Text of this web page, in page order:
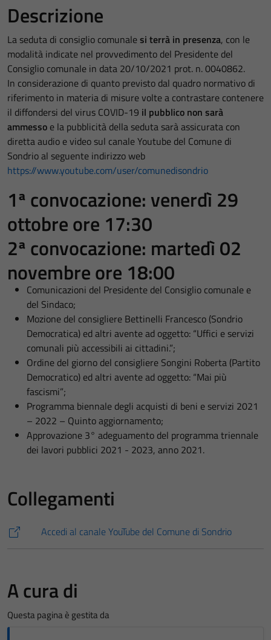
Descrizione
La seduta di consiglio comunalesi terrà in presenza, con le
modalità indicate nel provvedimento del Presidente del
Consiglio comunale in data 20/10/2021 prot. n. 0040862.
In considerazione di quanto previsto dal quadro normativo di
riferimento in materia di misure volte a contrastare contenere
il diffondersi del virus COVID-19 il pubblico non sarà
ammesso e la pubblicità della seduta sarà assicurata con
diretta audio e video sul canale Youtube del Comune di
Sondrio al seguente indirizzo web
https://www.youtube.com/user/comunedisondrio
1ª convocazione: venerdì 29
ottobre ore 17:30
2ª convocazione: martedì 02
novembre ore 18:00
Comunicazioni del Presidente del Consiglio comunale e
del Sindaco;
Mozione del consigliere Bettinelli Francesco (Sondrio
Democratica) ed altri avente ad oggetto: “Uffici e servizi
comunali più accessibili ai cittadini.”;
Ordine del giorno del consigliere Songini Roberta (Partito
Democratico) ed altri avente ad oggetto: “Mai più
fascismi”;
Programma biennale degli acquisti di beni e servizi 2021
– 2022 – Quinto aggiornamento;
Approvazione 3° adeguamento del programma triennale
dei lavori pubblici 2021 - 2023, anno 2021.
Collegamenti
Accedi al canale YouTube del Comune di Sondrio
A cura di
Questa pagina è gestita da